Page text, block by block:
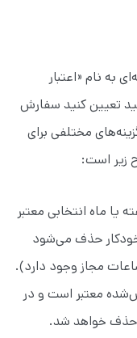
به نام «اعتبار
تعیین کنید سفارش
مختلفی برای
زیر است:
یا ماه انتخابی معتبر
حذف می‌شود
مجاز وجود دارد).
معتبر است و در
حذف خواهد شد.